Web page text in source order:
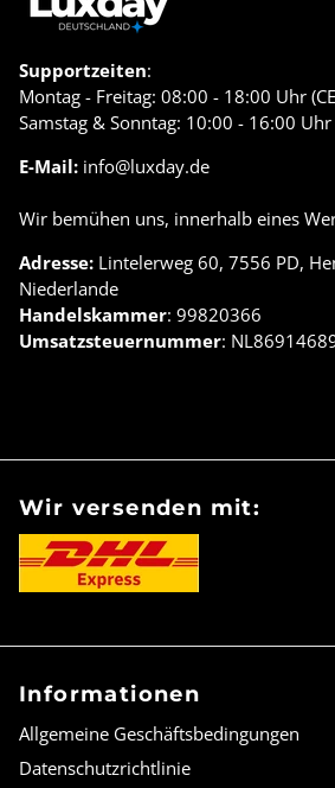
Supportzeiten:
Montag - Freitag: 08:00 - 18:00 Uhr
Samstag & Sonntag: 10:00 - 16:00 Uhr
E-Mail: info@luxday.de
Wir bemühen uns, innerhalb eines
Adresse: Lintelerweg 60, 7556 PD,
Niederlande
Handelskammer: 99820366
Umsatzsteuernummer:
Wir versenden mit:
Informationen
Allgemeine Geschäftsbedingungen
Datenschutzrichtlinie